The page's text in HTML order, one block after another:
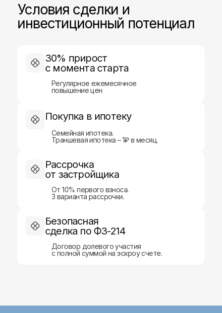
Условия сделки и
инвестиционный потенциал
30% прирост
с момента старта
Регулярное ежемесячное
повышение цен
Покупка в ипотеку
Семейная ипотека.
Траншевая ипотека – 1₽ в месяц.
Рассрочка
от застройщика
От 10% первого взноса.
3 варианта рассрочки.
Безопасная
сделка по ФЗ-214
Договор долевого участия
с полной суммой на эскроу счете.
Чистопольская, д. 88,
2 этаж (офис 4)
Контакты
Апартаменты ОАЭ
Защита персональных данных
Новостройки Турции
Страхование
info@a1-brokers.com